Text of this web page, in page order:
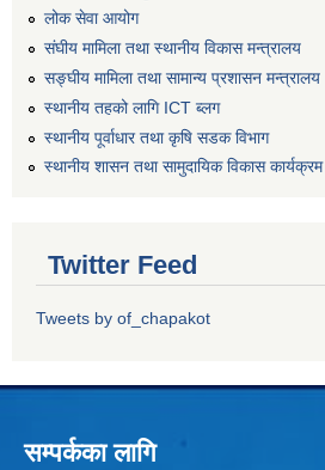
लोक सेवा आयोग
संघीय मामिला तथा स्थानीय विकास मन्त्रालय
सङ्घीय मामिला तथा सामान्य प्रशासन मन्त्रालय
स्थानीय तहको लागि ICT ब्लग
स्थानीय पूर्वाधार तथा कृषि सडक विभाग
स्थानीय शासन तथा सामुदायिक विकास कार्यक्रम
Twitter Feed
Tweets by of_chapakot
सम्पर्कका लागि